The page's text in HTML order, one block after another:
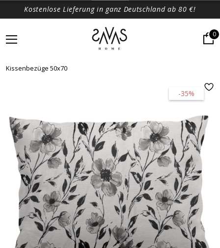
Kostenlose Lieferung in ganz Deutschland ab 80 €!
0
Kissenbezüge 50x70
-35%